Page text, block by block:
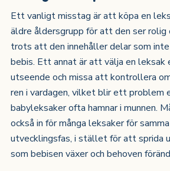
Ett vanligt misstag är att köpa en
äldre åldersgrupp för att den ser
trots att den innehåller delar som
bebis. Ett annat är att välja en leksak
utseende och missa att kontrollera
ren i vardagen, vilket blir ett problem
babyleksaker ofta hamnar i munnen.
också in för många leksaker för
utvecklingsfas, i stället för att sprida
som bebisen växer och behoven